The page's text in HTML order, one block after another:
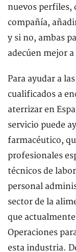
nuevos perfiles,
compañía,
y si no, ambas
adecúen mejor a
Para ayudar a
cualificados a
aterrizar en
servicio puede
farmacéutico,
profesionales
técnicos de
personal
sector de la
que
Operaciones
esta industria.